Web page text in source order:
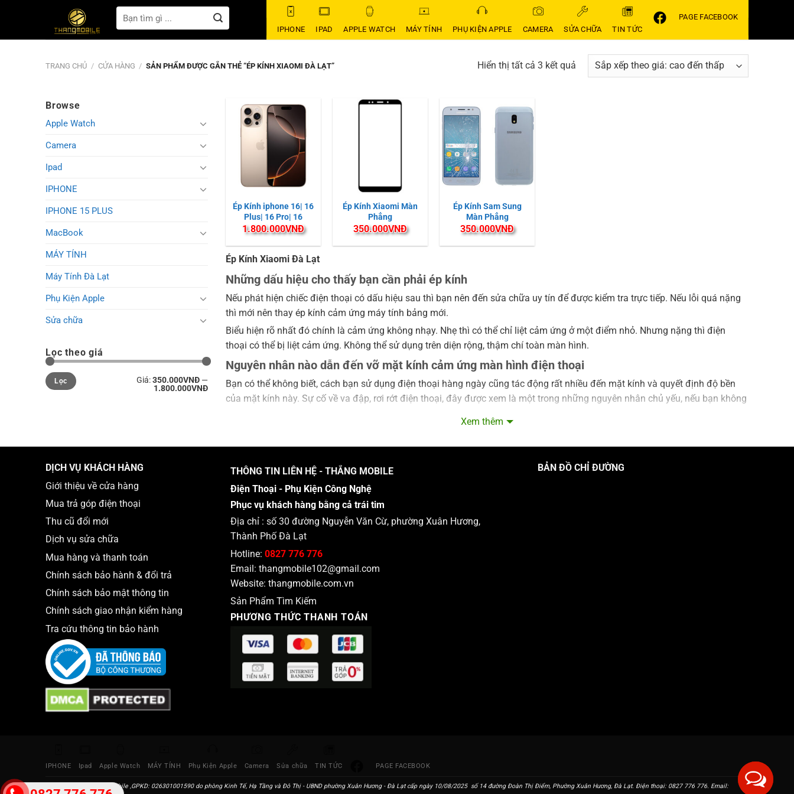
kiếm:
IPHONE IPAD APPLE WATCH MÁY TÍNH PHỤ KIỆN APPLE CAMERA SỬA CHỮA TIN TỨC
PAGE FACEBOOK
TRANG CHỦ / CỬA HÀNG / SẢN PHẨM ĐƯỢC GẮN THẺ “ÉP KÍNH XIAOMI ĐÀ LẠT” Hiển thị tất cả 3 kết quảĐã
sắp
Browse
Apple Watch
Camera
Ipad
IPHONE
IPHONE 15 PLUS
MacBook
MÁY TÍNH
Máy Tính Đà Lạt
Phụ Kiện Apple
Sửa chữa
Lọc theo giá
Giá
tối
thiểu
Giá
tối
đa
Lọc Giá:350.000VNĐ —
1.800.000VNĐ
Ép Kính iphone 16| 16
Plus| 16 Pro| 16
Promax
1.800.000VNĐ
Ép Kính Xiaomi Màn
Phẳng
350.000VNĐ
Ép Kính Sam Sung
Màn Phẳng
350.000VNĐ
Ép Kính Xiaomi Đà Lạt
Những dấu hiệu cho thấy bạn cần phải ép kính
Nếu phát hiện chiếc điện thoại có dấu hiệu sau thì bạn nên đến sửa chữa uy tín để được kiểm tra trực tiếp. Nếu lỗi quá nặng
thì mới nên thay ép kính cảm ứng máy tính bảng mới.
Biểu hiện rõ nhất đó chính là cảm ứng không nhạy. Nhẹ thì có thể chỉ liệt cảm ứng ở một điểm nhỏ. Nhưng nặng thì điện
thoại có thể bị liệt cảm ứng. Không thể sử dụng trên diện rộng, thậm chí toàn màn hình.
Nguyên nhân nào dẫn đến vỡ mặt kính cảm ứng màn hình điện thoại
Bạn có thể không biết, cách bạn sử dụng điện thoại hàng ngày cũng tác động rất nhiều đến mặt kính và quyết định độ bền
của mặt kính này. Sự cố về va đập, rơi rớt điện thoại, đây được xem là một trong những nguyên nhân chủ yếu, nếu bạn không
tác động trực tiếp lên mặt kính cảm ứng và gây nên tình trạng vỡ hay nứt mặt kính cảm ứng
Ép Kính Xiaomi Đà Lạt
Xem thêm
DỊCH VỤ KHÁCH HÀNG
Giới thiệu về cửa hàng
Mua trả góp điện thoại
Thu cũ đổi mới
Dịch vụ sửa chữa
Mua hàng và thanh toán
Chính sách bảo hành & đổi trả
Chính sách bảo mật thông tin
Chính sách giao nhận kiểm hàng
Tra cứu thông tin bảo hành
THÔNG TIN LIÊN HỆ - THẮNG MOBILE
Điện Thoại - Phụ Kiện Công Nghệ
Phục vụ khách hàng bằng cả trái tim
Địa chỉ : số 30 đường Nguyễn Văn Cừ, phường Xuân Hương,
Thành Phố Đà Lạt
Hotline: 0827 776 776
Email: thangmobile102@gmail.com
Website: thangmobile.com.vn
Sản Phẩm Tìm Kiếm
PHƯƠNG THỨC THANH TOÁN
BẢN ĐỒ CHỈ ĐƯỜNG
IPHONE Ipad Apple Watch MÁY TÍNH Phụ Kiện Apple Camera Sửa chữa TIN TỨC PAGE FACEBOOK
Địa chỉ: Thắng Mobile ,GPKD: 026301001590 do phòng Kinh Tế, Hạ Tầng và Đô Thị - UBND phường Xuân Hương - Đà Lạt cấp ngày 10/08/2025 số 14 đường Đoàn Thị Điểm, Phường Xuân Hương, Đà Lạt. Điện thoại: 0827 776 776. Email: